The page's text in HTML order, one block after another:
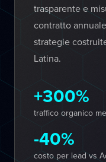
trasparente e
contratto
strategie
Latina.
+300%
traffico organico
-40%
costo per lead vs